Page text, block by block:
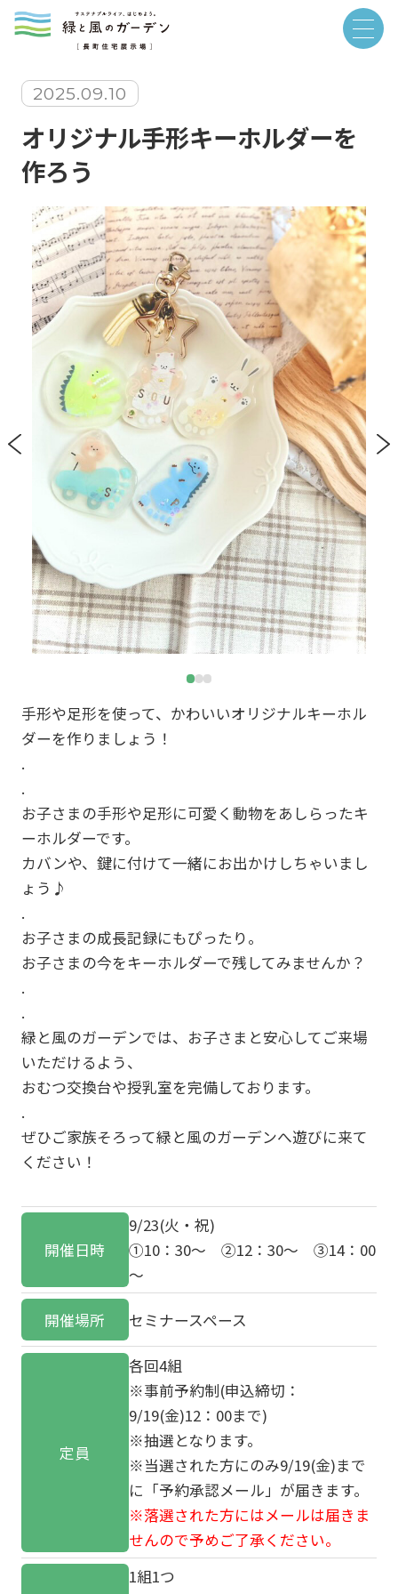
2025.09.10
オリジナル手形キーホルダーを
作ろう
手形や足形を使って、かわいいオリジナルキーホル
ダーを作りましょう！
.
.
お子さまの手形や足形に可愛く動物をあしらったキ
ーホルダーです。
カバンや、鍵に付けて一緒にお出かけしちゃいまし
ょう♪
.
お子さまの成長記録にもぴったり。
お子さまの今をキーホルダーで残してみませんか？
.
.
緑と風のガーデンでは、お子さまと安心してご来場
いただけるよう、
おむつ交換台や授乳室を完備しております。
.
ぜひご家族そろって緑と風のガーデンへ遊びに来て
ください！
開催日時
9/23(火・祝)
①10：30～ ②12：30～ ③14：00
～
開催場所 セミナースペース
定員
各回4組
※事前予約制(申込締切：
9/19(金)12：00まで)
※抽選となります。
※当選された方にのみ9/19(金)まで
に「予約承認メール」が届きます。
※落選された方にはメールは届きま
せんので予めご了承ください。
1組1つ